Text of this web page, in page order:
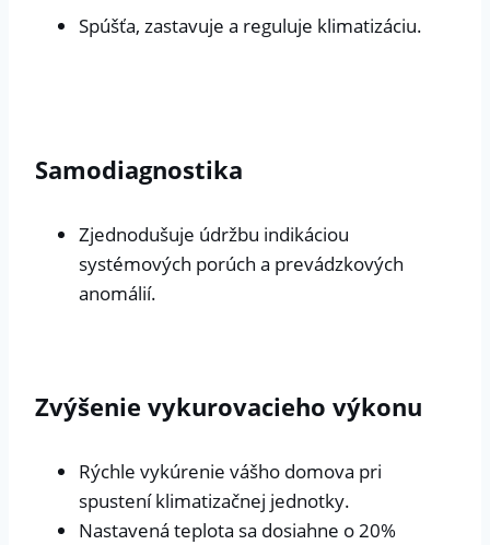
Spúšťa, zastavuje a reguluje klimatizáciu.
Samodiagnostika
Zjednodušuje údržbu indikáciou
systémových porúch a prevádzkových
anomálií.
Zvýšenie vykurovacieho výkonu
Rýchle vykúrenie vášho domova pri
spustení klimatizačnej jednotky.
Nastavená teplota sa dosiahne o 20%